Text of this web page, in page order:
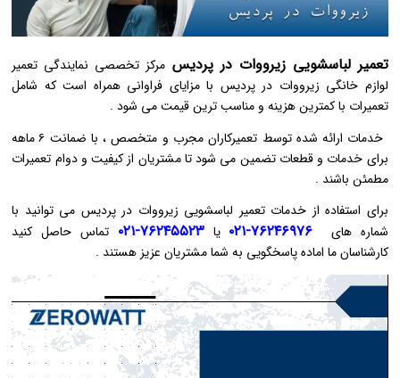
تعمیر لباسشویی زیرووات در پردیس مرکز تخصصی نمایندگی تعمیر
لوازم خانگی زیرووات در پردیس با مزایای فراوانی همراه است که شامل
تعمیرات با کمترین هزینه و مناسب ‌ترین قیمت می‌ شود .
خدمات ارائه شده توسط تعمیرکاران مجرب و متخصص ، با ضمانت ۶ ماهه
برای خدمات و قطعات تضمین می ‌شود تا مشتریان از کیفیت و دوام تعمیرات
مطمئن باشند .
برای استفاده از خدمات تعمیر لباسشویی زیرووات در پردیس می توانید با
شماره های
یا۷۶۲۴۵۵۲۳-۰۲۱
تماس حاصل کنید
کارشناسان ما اماده پاسخگویی به شما مشتریان عزیز هستند .